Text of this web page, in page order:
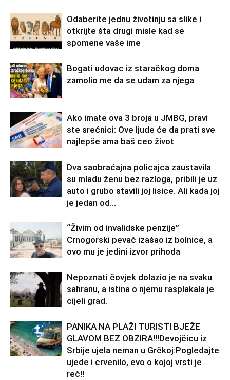
Odaberite jednu životinju sa slike i
otkrijte šta drugi misle kad se
spomene vaše ime
Bogati udovac iz staračkog doma
zamolio me da se udam za njega
Ako imate ova 3 broja u JMBG, pravi
ste srećnici: Ove ljude će da prati sve
najlepše ama baš ceo život
Dva saobraćajna policajca zaustavila
su mladu ženu bez razloga, pribili je uz
auto i grubo stavili joj lisice. Ali kada joj
je jedan od...
“Živim od invalidske penzije”
Crnogorski pevač izašao iz bolnice, a
ovo mu je jedini izvor prihoda
Nepoznati čovjek dolazio je na svaku
sahranu, a istina o njemu rasplakala je
cijeli grad.
PANIKA NA PLAŽI TURISTI BJEŽE
GLAVOM BEZ OBZIRA!!!Devojčicu iz
Srbije ujela neman u Grčkoj:Pogledajte
ujede i crvenilo, evo o kojoj vrsti je
reč!!